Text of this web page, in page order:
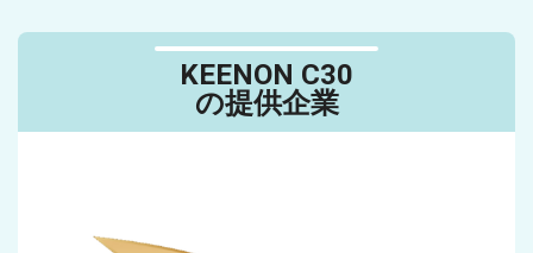
KEENON C30
の提供企業